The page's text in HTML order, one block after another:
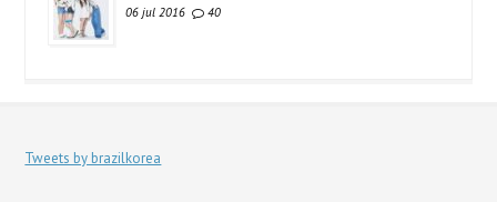
06 jul 2016 40
Tweets by brazilkorea